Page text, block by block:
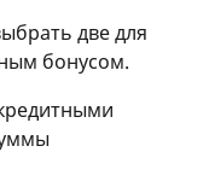
две для
бонусом.